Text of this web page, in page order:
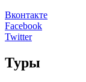
Вконтакте
Facebook
Twitter
Туры